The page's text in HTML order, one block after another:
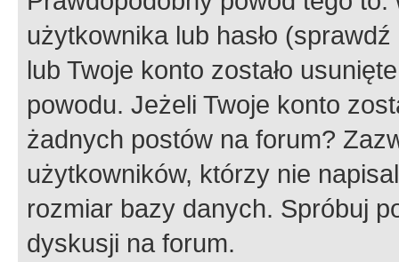
użytkownika lub hasło
lub Twoje konto zostało
powodu. Jeżeli Twoje konto
żadnych postów na forum?
użytkowników, którzy nie
rozmiar bazy danych. Spróbuj
dyskusji na forum.